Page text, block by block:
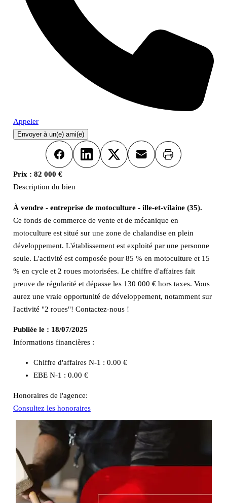
Appeler
Envoyer à un(e) ami(e)
FacebookLinkedInX Email Imprimer
Prix : 82 000 €
Description du bien
À vendre - entreprise de motoculture - ille-et-vilaine (35).
Ce fonds de commerce de vente et de mécanique en
motoculture est situé sur une zone de chalandise en plein
développement. L'établissement est exploité par une personne
seule. L'activité est composée pour 85 % en motoculture et 15
% en cycle et 2 roues motorisées. Le chiffre d'affaires fait
preuve de régularité et dépasse les 130 000 € hors taxes. Vous
aurez une vraie opportunité de développement, notamment sur
l'activité "2 roues"! Contactez-nous !
Publiée le : 18/07/2025
Informations financières :
Chiffre d'affaires N-1 : 0.00 €
EBE N-1 : 0.00 €
Honoraires de l'agence:
Consultez les honoraires